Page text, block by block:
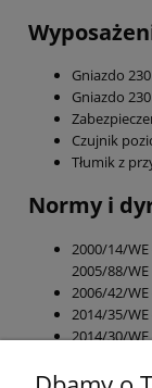
Gniazdo
Gniazdo
Czujnik
Tłumik z
Normy i
2000/14/
2005/88/WE
2006/42/
2014/35/
2014/30/